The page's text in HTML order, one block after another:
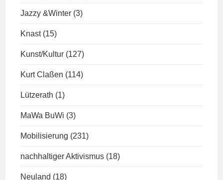
Jazzy &Winter (3)
Knast (15)
Kunst/Kultur (127)
Kurt Claßen (114)
Lützerath (1)
MaWa BuWi (3)
Mobilisierung (231)
nachhaltiger Aktivismus (18)
Neuland (18)